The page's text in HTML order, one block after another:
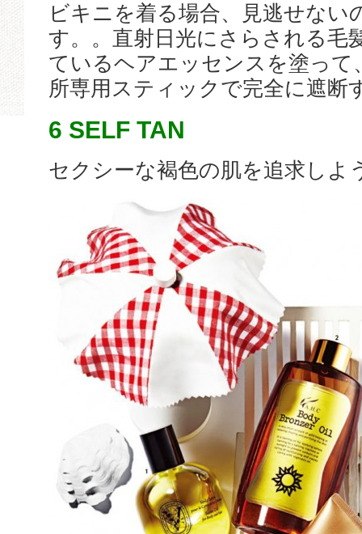
ビキニを着る場合、見逃せない
す。。直射日光にさらされる毛
ているヘアエッセンスを塗って
所専用スティックで完全に遮断
6 SELF TAN
セクシーな褐色の肌を追求しよ